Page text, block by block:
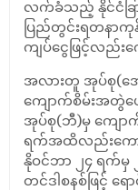
လက်ခံသည့် နိုင်ငံခြာ
ပြည်တွင်းရတနာကု
ကျပ်ငွေဖြင့်လည်း
အလားတူ အုပ်စု(အ
ကျောက်စိမ်းအတွဲပ
အုပ်စု(ဘီ)မှ ကျော
ရက်အထိလည်းကောင်
နိုဝင်ဘာ ၂၄ ရက်
တင်ဒါစနစ်ဖြင့် ရေ